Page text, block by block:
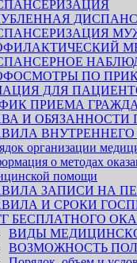
ПО
ДЛЯ
ПРИЕМА
И ОБЯЗАННОСТИ
организации
о методах
помощи
ЗАПИСИ НА
И СРОКИ
БЕСПЛАТНОГО
ВИДЫ
ВОЗМОЖНОСТЬ